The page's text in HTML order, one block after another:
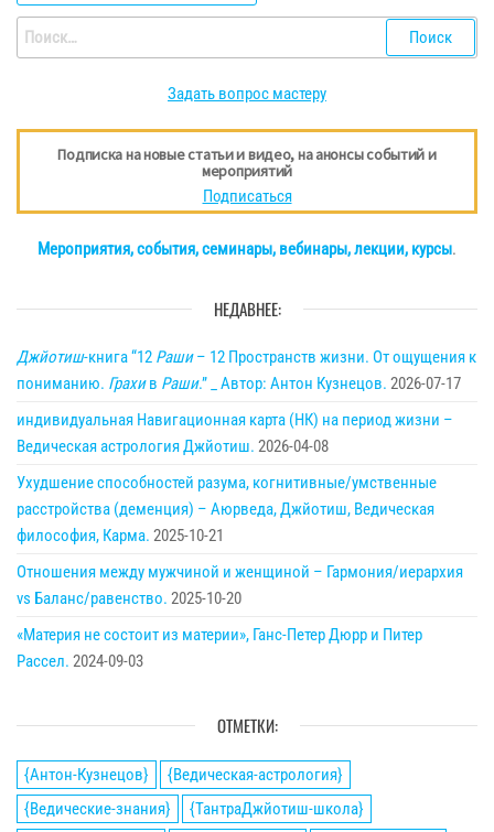
Найти:
Задать вопрос мастеру
Подписка на новые статьи и видео, на анонсы событий и
мероприятий
Подписаться
Мероприятия, события, семинары, вебинары, лекции, курсы.
НЕДАВНЕЕ:
Джйотиш-книга “12 Раши– 12 Пространств жизни. От ощущения к
пониманию. Грахив Раши.” _ Автор: Антон Кузнецов. 2026-07-17
индивидуальная Навигационная карта (НК) на период жизни –
Ведическая астрология Джйотиш. 2026-04-08
Ухудшение способностей разума, когнитивные/умственные
расстройства (деменция) – Аюрведа, Джйотиш, Ведическая
философия, Карма. 2025-10-21
Отношения между мужчиной и женщиной – Гармония/иерархия
vs Баланс/равенство. 2025-10-20
«Материя не состоит из материи», Ганс-Петер Дюрр и Питер
Рассел. 2024-09-03
ОТМЕТКИ:
{Антон-Кузнецов}
{Ведическая-астрология}
{Ведические-знания}
{ТантраДжйотиш-школа}